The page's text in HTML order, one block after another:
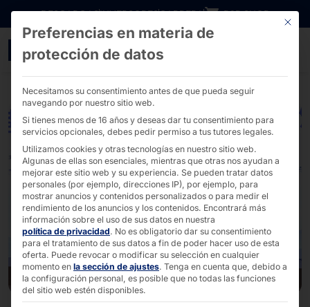
Ir directamente al contenido
DESCARGASINVERSORESCARRERA B2B SHOP
Arne Weber gana el
Este
Preferencias en materia de
protección de datos
Necesitamos su consentimiento antes de que pueda seguir
navegando por nuestro sitio web.
Si tienes menos de 16 años y deseas dar tu consentimiento para
servicios opcionales, debes pedir permiso a tus tutores legales.
Utilizamos cookies y otras tecnologías en nuestro sitio web.
Algunas de ellas son esenciales, mientras que otras nos ayudan a
mejorar este sitio web y su experiencia. Se pueden tratar datos
personales (por ejemplo, direcciones IP), por ejemplo, para
mostrar anuncios y contenidos personalizados o para medir el
rendimiento de los anuncios y los contenidos. Encontrará más
información sobre el uso de sus datos en nuestra
política de privacidad. No es obligatorio dar su consentimiento
para el tratamiento de sus datos a fin de poder hacer uso de esta
oferta. Puede revocar o modificar su selección en cualquier
momento en la sección de ajustes. Tenga en cuenta que, debido a
la configuración personal, es posible que no todas las funciones
del sitio web estén disponibles.